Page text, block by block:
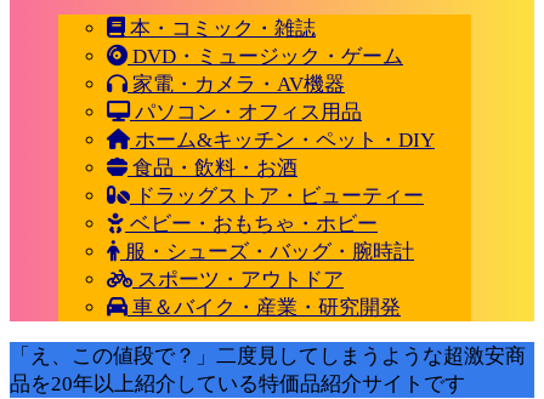
本・コミック・雑誌
DVD・ミュージック・ゲーム
家電・カメラ・AV機器
パソコン・オフィス用品
ホーム&キッチン・ペット・DIY
食品・飲料・お酒
ドラッグストア・ビューティー
ベビー・おもちゃ・ホビー
服・シューズ・バッグ・腕時計
スポーツ・アウトドア
車＆バイク・産業・研究開発
「え、この値段で？」二度見してしまうような超激安商
品を20年以上紹介している特価品紹介サイトです